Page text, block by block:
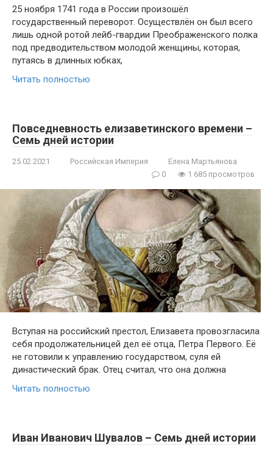
25 ноября 1741 года в России произошёл
государственный переворот. Осуществлён он был всего
лишь одной ротой лейб-гвардии Преображенского полка
под предводительством молодой женщины, которая,
путаясь в длинных юбках,
Читать полностью
Повседневность елизаветинского времени –
Семь дней истории
25.02.2021 Российская Империя
Елена Мартьянова
0
1 685 просмотров
Вступая на российский престол, Елизавета провозгласила
себя продолжательницей дел её отца, Петра Первого. Её
не готовили к управлению государством, суля ей
династический брак. Отец считал, что она должна
Читать полностью
Иван Иванович Шувалов – Семь дней истории